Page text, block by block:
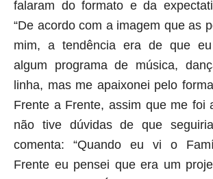
falaram do formato e da
“De acordo com a imagem que as
mim, a tendência era de que eu
algum programa de música,
linha, mas me apaixonei pelo
Frente a Frente, assim que me foi
não tive dúvidas de que
comenta: “Quando eu vi o
Frente eu pensei que era um